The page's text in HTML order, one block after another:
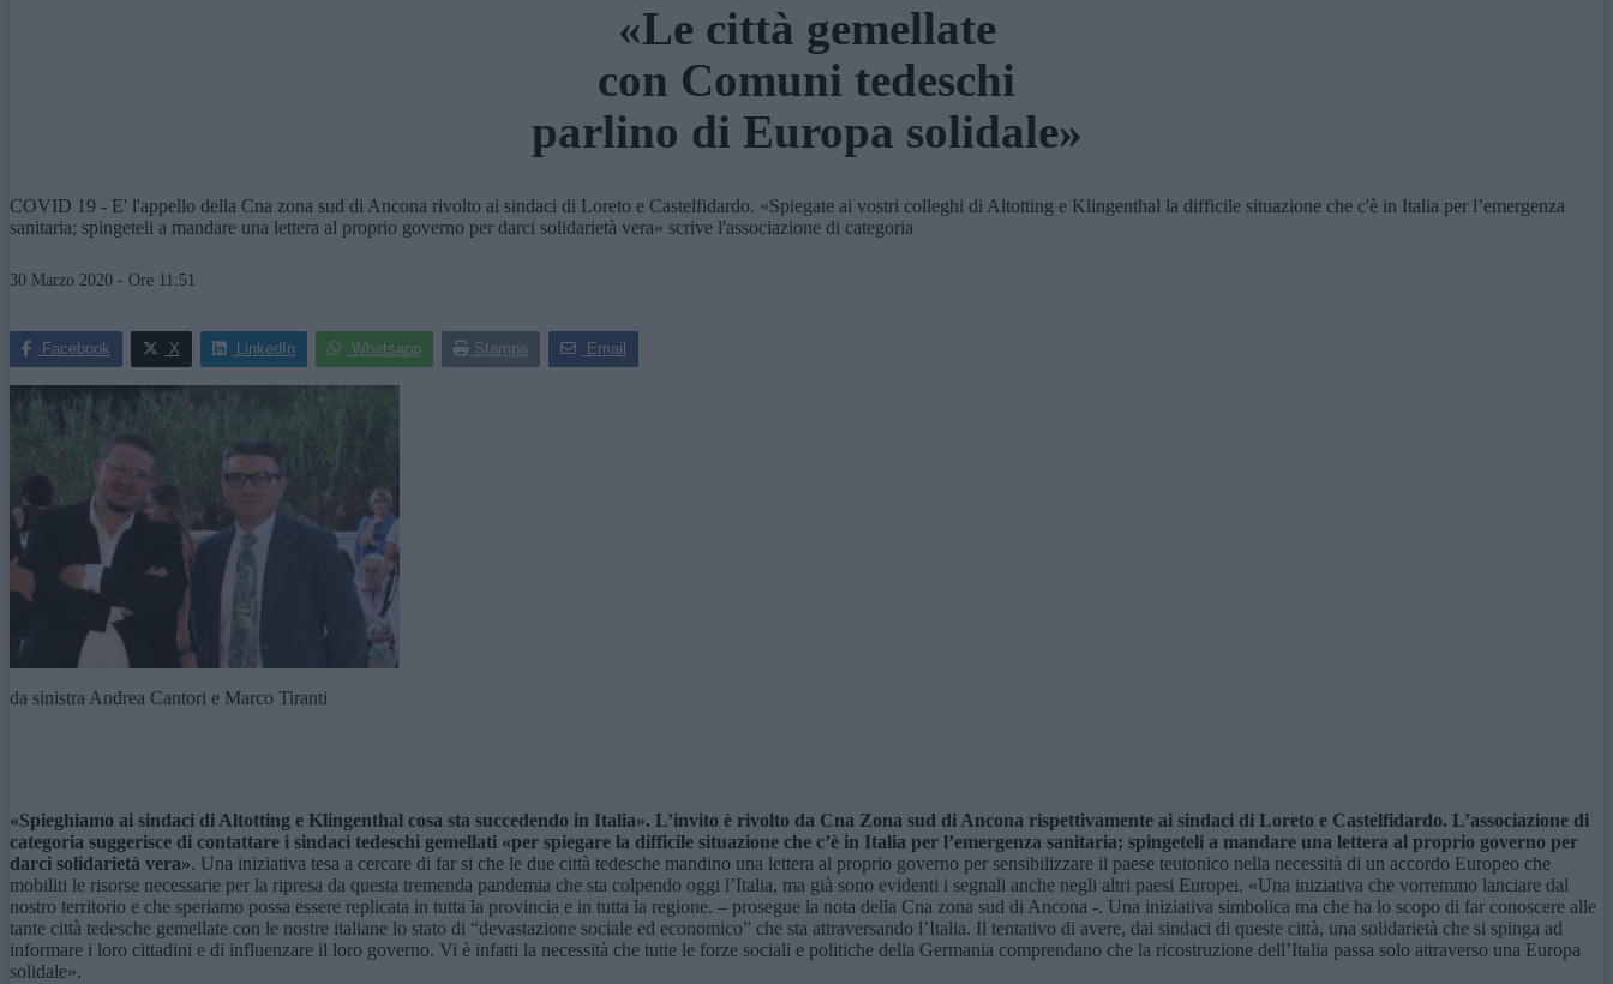
«Le città gemellate
con Comuni tedeschi
parlino di Europa solidale»
COVID 19 - E' l'appello della Cna zona sud di Ancona rivolto ai sindaci di Loreto e Castelfidardo. «Spiegate ai vostri colleghi di Altotting e Klingenthal la difficile situazione che c'è in Italia per l’emergenza
sanitaria; spingeteli a mandare una lettera al proprio governo per darci solidarietà vera» scrive l'associazione di categoria
30 Marzo 2020 - Ore 11:51
Facebook X LinkedIn Whatsapp Stampa Email
da sinistra Andrea Cantori e Marco Tiranti
«Spieghiamo ai sindaci di Altotting e Klingenthal cosa sta succedendo in Italia». L’invito è rivolto da Cna Zona sud di Ancona rispettivamente ai sindaci di Loreto e Castelfidardo. L’associazione di
categoria suggerisce di contattare i sindaci tedeschi gemellati «per spiegare la difficile situazione che c’è in Italia per l’emergenza sanitaria; spingeteli a mandare una lettera al proprio governo per
darci solidarietà vera». Una iniziativa tesa a cercare di far si che le due città tedesche mandino una lettera al proprio governo per sensibilizzare il paese teutonico nella necessità di un accordo Europeo che
mobiliti le risorse necessarie per la ripresa da questa tremenda pandemia che sta colpendo oggi l’Italia, ma già sono evidenti i segnali anche negli altri paesi Europei. «Una iniziativa che vorremmo lanciare dal
nostro territorio e che speriamo possa essere replicata in tutta la provincia e in tutta la regione. – prosegue la nota della Cna zona sud di Ancona -. Una iniziativa simbolica ma che ha lo scopo di far conoscere alle
tante città tedesche gemellate con le nostre italiane lo stato di “devastazione sociale ed economico” che sta attraversando l’Italia. Il tentativo di avere, dai sindaci di queste città, una solidarietà che si spinga ad
informare i loro cittadini e di influenzare il loro governo. Vi è infatti la necessità che tutte le forze sociali e politiche della Germania comprendano che la ricostruzione dell’Italia passa solo attraverso una Europa
solidale».